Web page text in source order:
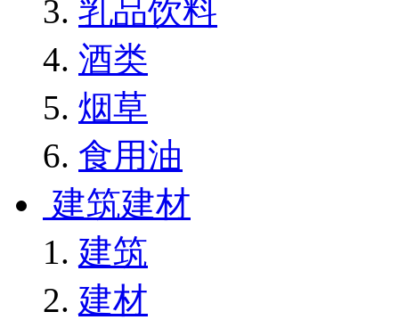
乳品饮料
酒类
烟草
食用油
建筑建材
建筑
建材